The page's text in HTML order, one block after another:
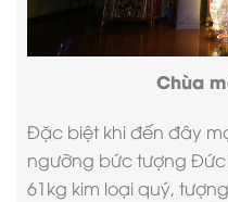
Chùa
Đặc biệt khi đến đây
ngưỡng bức tượng Đức
61kg kim loại quý,